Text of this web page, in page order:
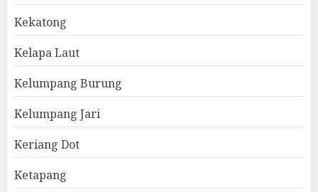
Kekatong
Kelapa Laut
Kelumpang Burung
Kelumpang Jari
Keriang Dot
Ketapang